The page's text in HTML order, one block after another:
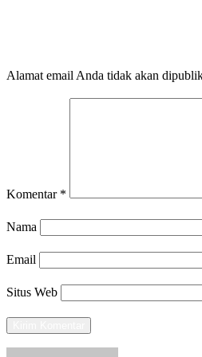
Alamat email Anda tidak akan
Komentar *
Nama
Email
Situs Web